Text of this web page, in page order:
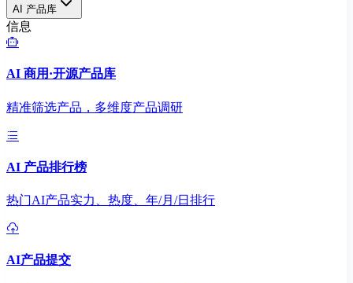
AI 产品库
信息
AI 商用·开源产品库
精准筛选产品，多维度产品调研
AI 产品排行榜
热门AI产品实力、热度、年/月/日排行
AI产品提交